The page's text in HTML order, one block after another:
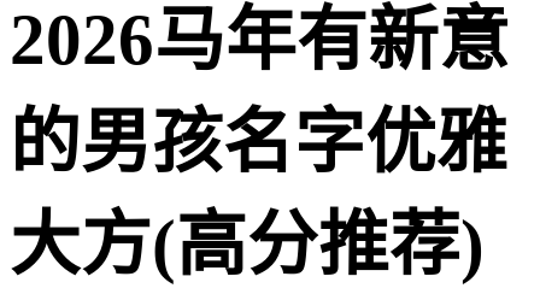
2026马年有新意
的男孩名字优雅
大方(高分推荐)